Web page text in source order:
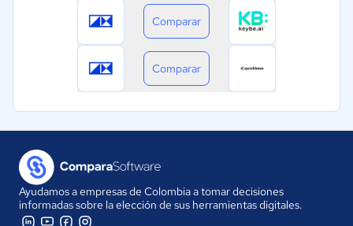
Comparar
Comparar
Ayudamos a empresas de Colombia a tomar decisiones
informadas sobre la elección de sus herramientas digitales.